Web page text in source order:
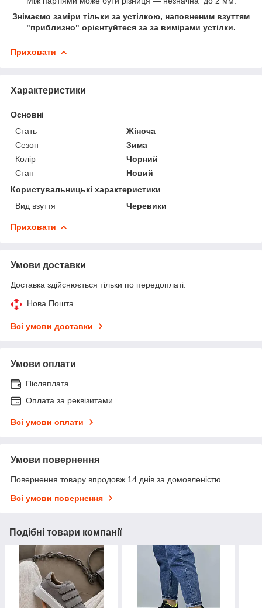
Знімаємо заміри тільки за устілкою, наповненим взуттям
"приблизно" орієнтуйтеся за за вимірами устілки.
Приховати
Характеристики
Основні
Стать
Жіноча
Сезон
Зима
Колір
Чорний
Стан
Новий
Користувальницькі характеристики
Вид взуття
Черевики
Приховати
Умови доставки
Доставка здійснюється тільки по передоплаті.
Нова Пошта
Всі умови доставки
Умови оплати
Післяплата
Оплата за реквізитами
Всі умови оплати
Умови повернення
Повернення товару впродовж 14 днів за домовленістю
Всі умови повернення
Подібні товари компанії